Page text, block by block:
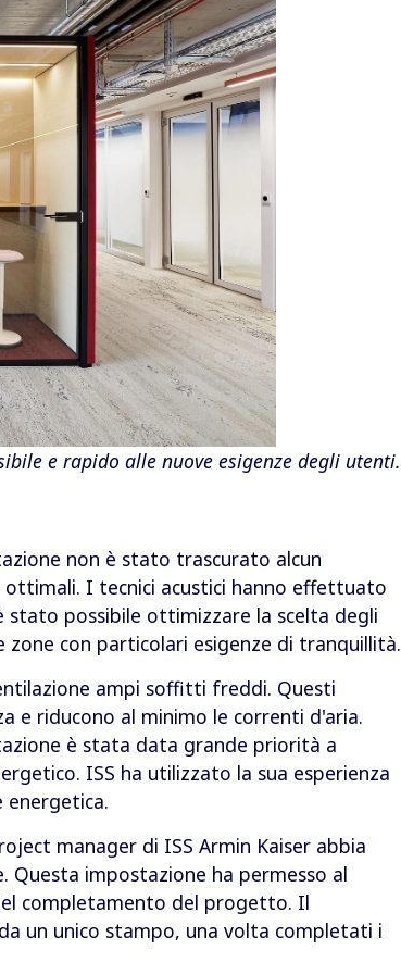
e rapido alle nuove esigenze degli utenti.
non è stato trascurato alcun
I tecnici acustici hanno effettuato
stato possibile ottimizzare la scelta degli
con particolari esigenze di tranquillità.
ampi soffitti freddi. Questi
e riducono al minimo le correnti d'aria.
è stata data grande priorità a
ISS ha utilizzato la sua esperienza
manager di ISS Armin Kaiser abbia
impostazione ha permesso al
completamento del progetto. Il
un unico stampo, una volta completati i